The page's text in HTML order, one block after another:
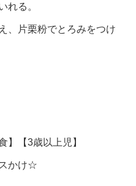
れる。
、片栗粉でとろみをつけ
】【3歳以上児】
かけ☆